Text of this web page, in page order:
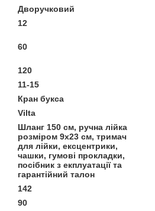
Дворучковий
12
60
120
11-15
Кран букса
Vilta
Шланг 150 см, ручна лійка
розміром 9х23 см, тримач
для лійки, ексцентрики,
чашки, гумові прокладки,
посібник з екплуатації та
гарантійний талон
142
90